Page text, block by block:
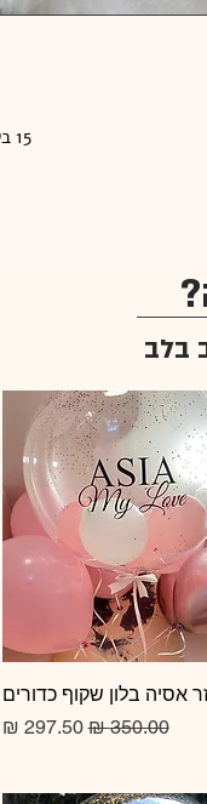
15 בלוני תקרה כולל צבעי כרום יוקרתיים
בלב
תצוגה מהירה
אסיה בלון שקוף כדורים
מחיר רגיל‏350.00 ‏₪ מחיר מבצע‏297.50 ‏₪